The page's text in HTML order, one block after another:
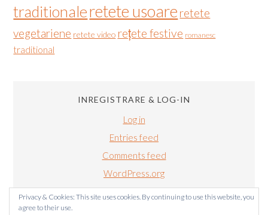
traditionaleretete usoare retete
vegetariene retete video rețete festive romanesc
traditional
INREGISTRARE & LOG-IN
Log in
Entries feed
Comments feed
WordPress.org
Privacy & Cookies: This site uses cookies. By continuing to use this website, you
agree to their use.